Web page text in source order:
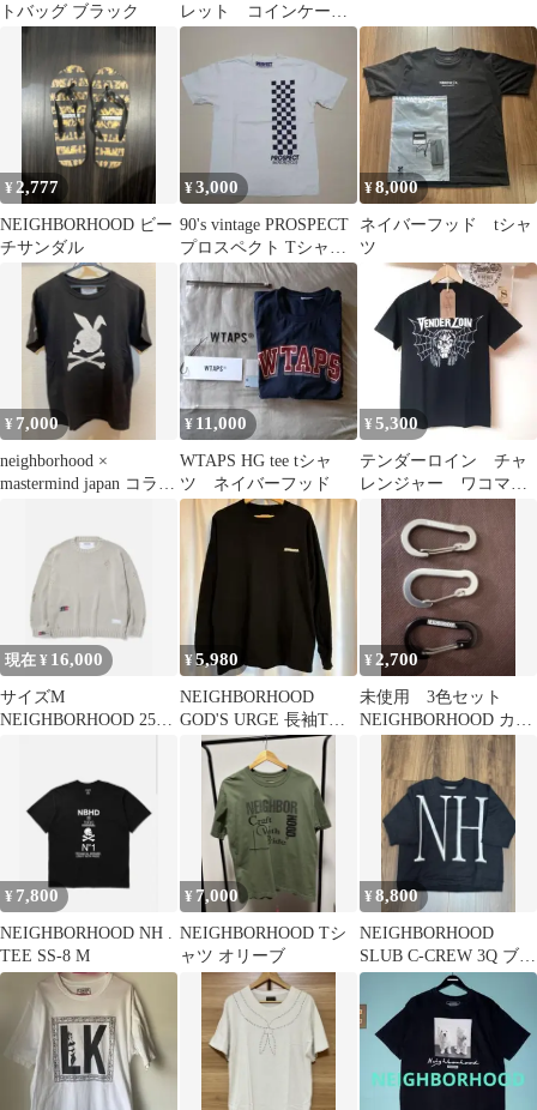
トバッグ ブラック
レット コインケー
ス 財布
¥ 2,777
NEIGHBORHOOD ビー
チサンダル
¥3,000
90's vintage PROSPECT
プロスペクト Tシャツ
wtaps
¥8,000
ネイバーフッド tシャ
ツ
¥ 7,000
neighborhood ×
mastermind japan コラボ
¥ 11,000
WTAPS HG tee tシャ
ツ ネイバーフッド
¥ 5,300
テンダーロイン チャ
レンジャー ワコマリ
ア ダブルタップス
シュプリーム マシス
現在 ¥ 16,000
サイズM
NEIGHBORHOOD 25SS
¥5,980
NEIGHBORHOOD
GOD'S URGE 長袖Tシ
ャツ ブラック
¥ 2,700
未使用 3色セット
NEIGHBORHOOD カラ
ビナキーホルダー
¥ 7,800
NEIGHBORHOOD NH .
TEE SS-8 M
¥ 7,000
NEIGHBORHOOD Tシ
ャツ オリーブ
¥8,800
NEIGHBORHOOD
SLUB C-CREW 3Q ブラ
ック L